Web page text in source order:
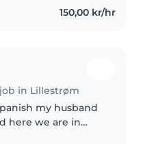
150,00 kr/hr
in Lillestrøm
my husband
here we are in